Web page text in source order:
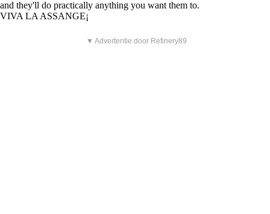
and they'll do practically anything you want them to.
VIVA LA ASSANGE¡
▼ Advertentie door Refinery89